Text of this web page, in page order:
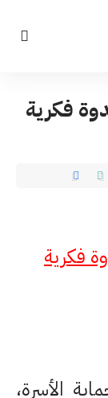
فكرية
فكرية
الأسرة،